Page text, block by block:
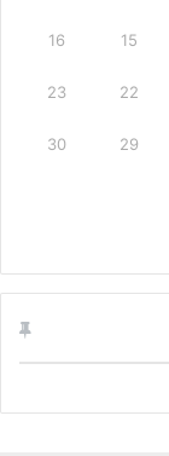
15
16
22
23
29
30